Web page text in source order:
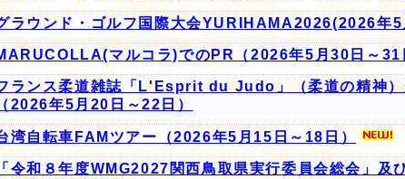
ラウンド・ゴルフ国際大会YURIHAMA2026(2026年
マルコラ)でのPR（2026年5月30日～31
ランス柔道雑誌「L'Esprit du Judo」（柔道の精神）
2026年5月20日～22日）
湾自転車FAMツアー（2026年5月15日～18日）
令和８年度WMG2027関西鳥取県実行委員会総会」及